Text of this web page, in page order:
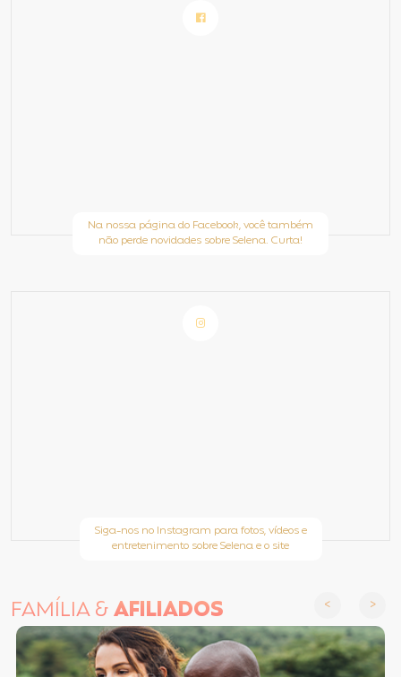
Na nossa página do Facebook, você também
não perde novidades sobre Selena. Curta!
Siga-nos no Instagram para fotos, vídeos e
entretenimento sobre Selena e o site
FAMÍLIA &AFILIADOS